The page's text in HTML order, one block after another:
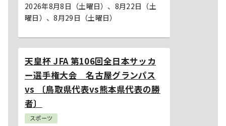
2026年8月8日（土曜日） 、8月22日（土
曜日） 、8月29日（土曜日）
天皇杯 JFA 第106回全日本サッカ
ー選手権大会 名古屋グランパス
vs 〔鳥取県代表vs熊本県代表の勝
者〕
スポーツ